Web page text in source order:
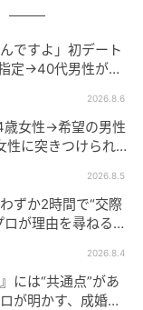
だけが真っ直
で下げへん。
きるんやろね。
沈黙の使い
ですよ」初デート
定→40代男性が向
2026.8.6
歳女性→希望の男性
性に突きつけられた
2026.8.5
ずか2時間で“交際
が理由を尋ねる
2026.8.4
には“共通点”があ
が明かす、成婚し